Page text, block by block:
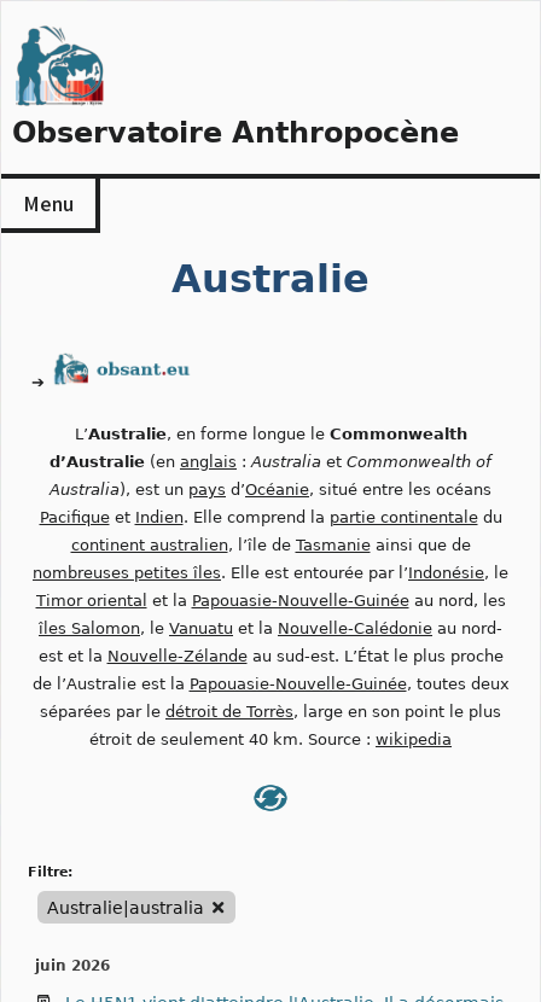
to
content
Observatoire Anthropocène
Menu
Australie
➔
L’Australie, en forme longue le Commonwealth
d’Australie (en anglais :Australia et Commonwealth of
Australia), est un pays d’Océanie, situé entre les océans
Pacifiqueet Indien. Elle comprend la partie continentaledu
continent australien, l’île de Tasmanieainsi que de
nombreuses petites îles. Elle est entourée par l’Indonésie, le
Timor oriental et la Papouasie-Nouvelle-Guinéeau nord, les
îles Salomon, le Vanuatu et la Nouvelle-Calédonie au nord-
est et la Nouvelle-Zélandeau sud-est. L’État le plus proche
de l’Australie est la Papouasie-Nouvelle-Guinée, toutes deux
séparées par le détroit de Torrès, large en son point le plus
étroit de seulement 40 km. Source : wikipedia
filtre:
Australie|australia
juin 2026